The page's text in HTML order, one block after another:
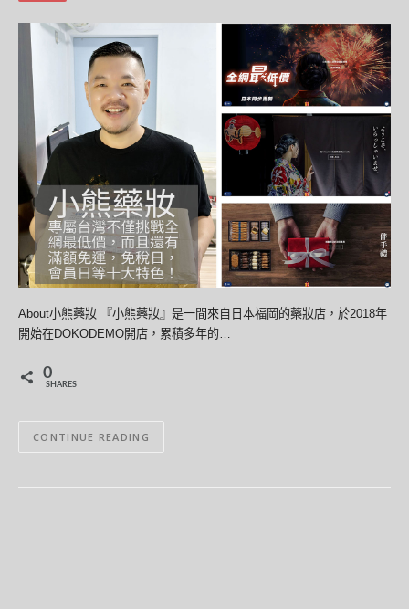
About小熊藥妝 『小熊藥妝』是一間來自日本福岡的藥妝店，於2018年
開始在DOKODEMO開店，累積多年的…
0
SHARES
CONTINUE READING